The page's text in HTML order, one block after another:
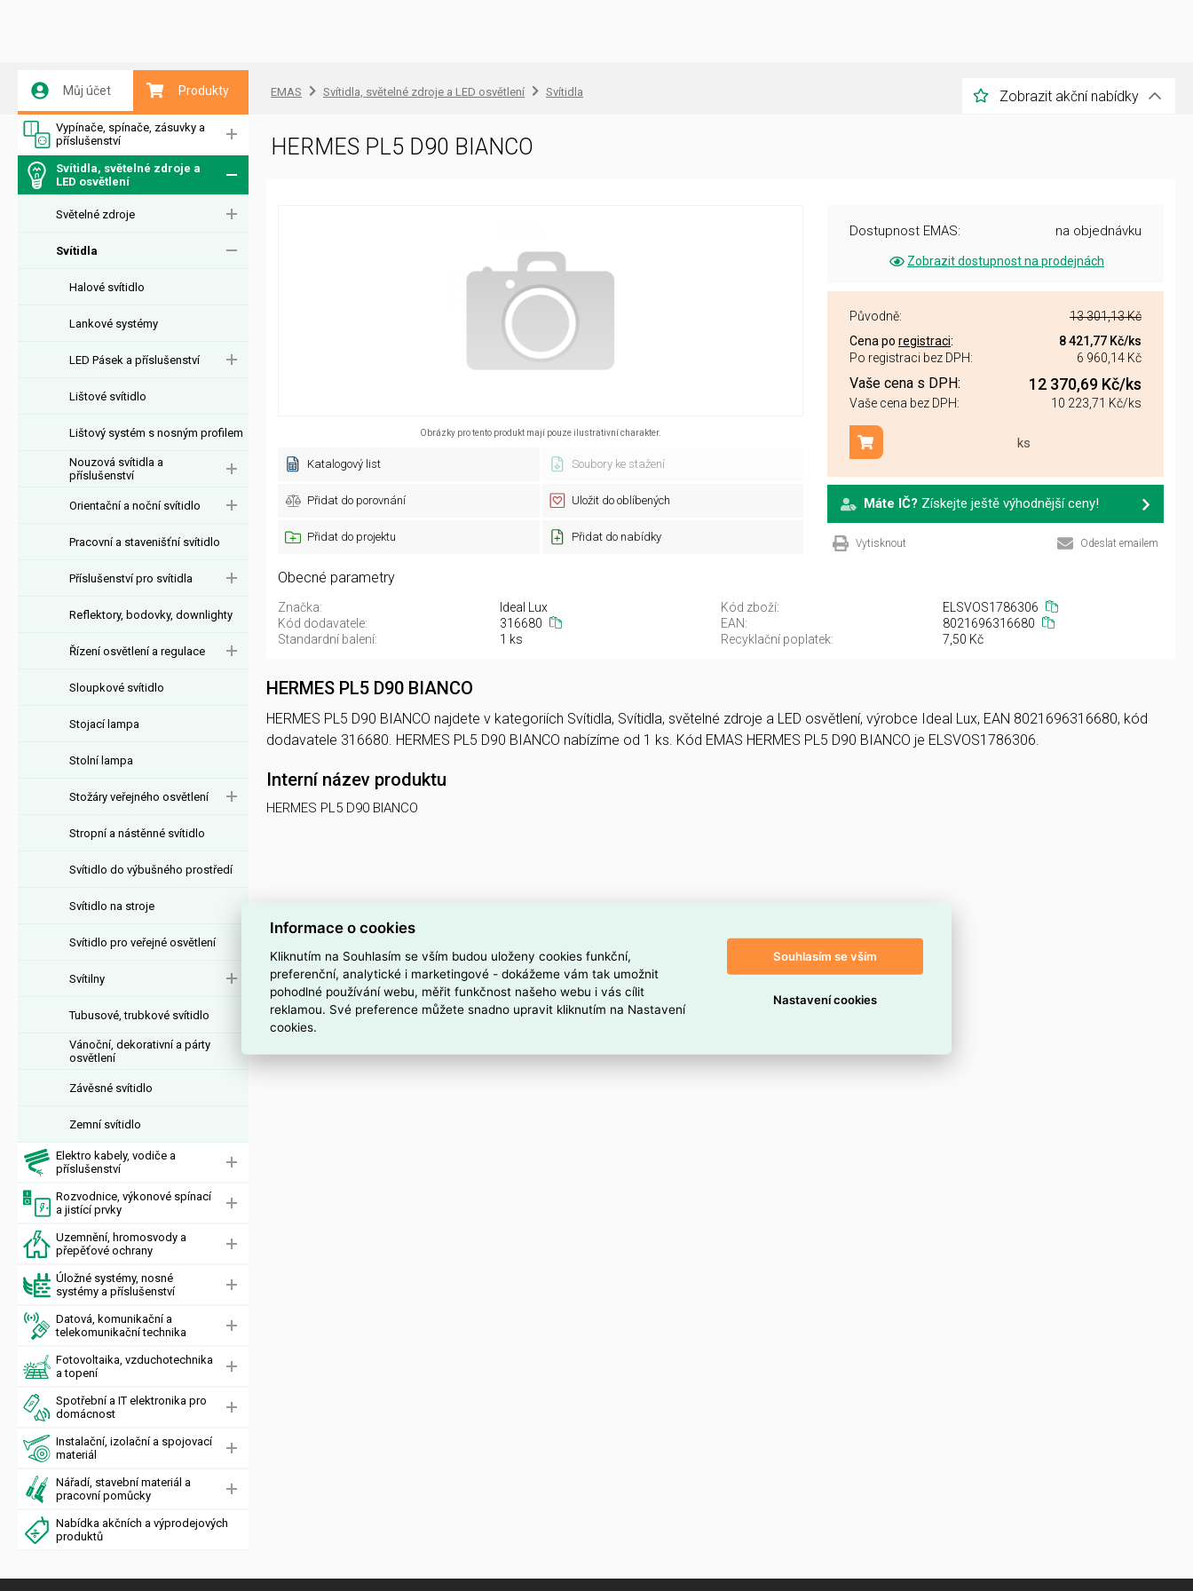
Můj účet Produkty
Vypínače, spínače, zásuvky a
příslušenství
Svítidla, světelné zdroje a
LED osvětlení
Světelné zdroje
Svítidla
Halové svítidlo
Lankové systémy
LED Pásek a příslušenství
Lištové svítidlo
Lištový systém s nosným profilem
Nouzová svítidla a
příslušenství
Orientační a noční svítidlo
Pracovní a stavenišťní svítidlo
Příslušenství pro svítidla
Reflektory, bodovky, downlighty
Řízení osvětlení a regulace
Sloupkové svítidlo
Stojací lampa
Stolní lampa
Stožáry veřejného osvětlení
Stropní a nástěnné svítidlo
Svítidlo do výbušného prostředí
Svítidlo na stroje
Svítidlo pro veřejné osvětlení
Svítilny
Tubusové, trubkové svítidlo
Vánoční, dekorativní a párty
osvětlení
Závěsné svítidlo
Zemní svítidlo
Elektro kabely, vodiče a
příslušenství
Rozvodnice, výkonové spínací
a jistící prvky
Uzemnění, hromosvody a
přepěťové ochrany
Úložné systémy, nosné
systémy a příslušenství
Datová, komunikační a
telekomunikační technika
Fotovoltaika, vzduchotechnika
a topení
Spotřební a IT elektronika pro
domácnost
Instalační, izolační a spojovací
materiál
Nářadí, stavební materiál a
pracovní pomůcky
Nabídka akčních a výprodejových
produktů
EMAS Svítidla, světelné zdroje a LED osvětlení Svítidla Zobrazit akční nabídky
HERMES PL5 D90 BIANCO
Obrázky pro tento produkt mají pouze ilustrativní charakter.
Katalogový list Soubory ke stažení
Přidat do porovnání Uložit do oblíbených
Přidat do projektu Přidat do nabídky
Dostupnost EMAS: na objednávku
Zobrazit dostupnost na prodejnách
Původně:
13 301,13 Kč
Cena po registraci: 8 421,77 Kč/ks
Po registraci bez DPH:
6 960,14 Kč
Vaše cena s DPH: 12 370,69 Kč/ks
Vaše cena bez DPH: 10 223,71 Kč/ks
ks
Přidat do košíku
Máte IČ? Získejte ještě výhodnější ceny!
Vytisknout Odeslat emailem
Obecné parametry
Značka: Ideal Lux Kód zboží:
ELSVOS1786306
Kód dodavatele:
316680 EAN:
8021696316680
Standardní balení:
1 ks Recyklační poplatek: 7,50 Kč
HERMES PL5 D90 BIANCO
HERMES PL5 D90 BIANCO najdete v kategoriích Svítidla, Svítidla, světelné zdroje a LED osvětlení, výrobce Ideal Lux, EAN 8021696316680, kód
dodavatele 316680. HERMES PL5 D90 BIANCO nabízíme od 1 ks. Kód EMAS HERMES PL5 D90 BIANCO je ELSVOS1786306.
Interní název produktu
HERMES PL5 D90 BIANCO
Informace o cookies
Kliknutím na Souhlasím se vším budou uloženy cookies funkční,
preferenční, analytické i marketingové - dokážeme vám tak umožnit
pohodlné používání webu, měřit funkčnost našeho webu i vás cílit
reklamou. Své preference můžete snadno upravit kliknutím na Nastavení
cookies.
Souhlasím se vším
Nastavení cookies